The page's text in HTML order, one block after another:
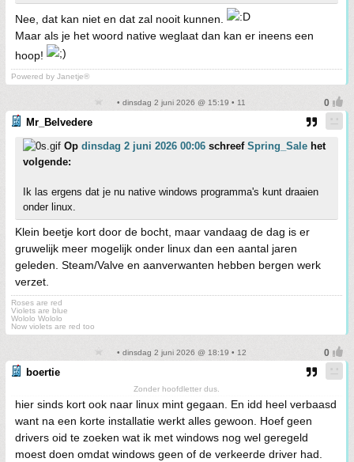
Nee, dat kan niet en dat zal nooit kunnen.
Maar als je het woord native weglaat dan kan er ineens een
hoop!
Powered by Janetje®
• dinsdag 2 juni 2026 @ 15:19 • 11
Mr_Belvedere
Op dinsdag 2 juni 2026 00:06 schreef Spring_Sale het
volgende:
Ik las ergens dat je nu native windows programma's kunt draaien
onder linux.
Klein beetje kort door de bocht, maar vandaag de dag is er
gruwelijk meer mogelijk onder linux dan een aantal jaren
geleden. Steam/Valve en aanverwanten hebben bergen werk
verzet.
Roses are red
Violets are blue
Wololo Wololo
Now violets are red too
• dinsdag 2 juni 2026 @ 18:19 • 12
boertie
Zonder hoofdletter dus.
hier sinds kort ook naar linux mint gegaan. En idd heel verbaasd
want na een korte installatie werkt alles gewoon. Hoef geen
drivers oid te zoeken wat ik met windows nog wel geregeld
moest doen omdat windows geen of de verkeerde driver had.